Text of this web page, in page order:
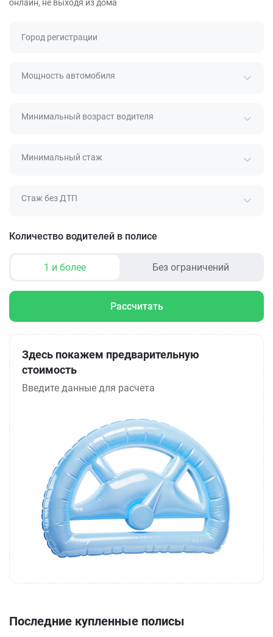
онлайн, не выходя из дома
Город регистрации
Мощность автомобиля
Минимальный возраст водителя
Минимальный стаж
Стаж без ДТП
Количество водителей в полисе
1 и более Без ограничений
Рассчитать
Здесь покажем предварительную
стоимость
Введите данные для расчета
Последние купленные полисы